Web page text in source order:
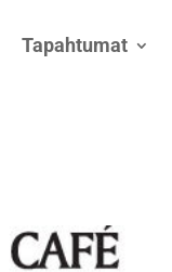
Tapahtumat